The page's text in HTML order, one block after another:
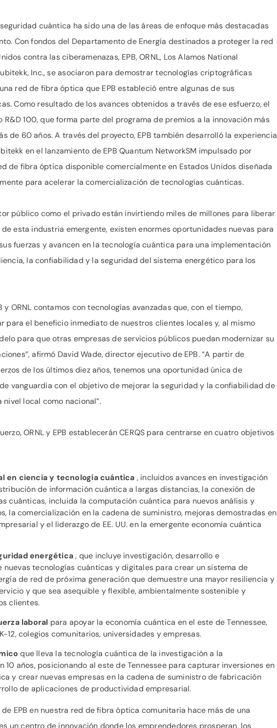
cuántica ha sido una de las áreas de enfoque más destacadas
Con fondos del Departamento de Energía destinados a proteger la red
contra las ciberamenazas, EPB, ORNL, Los Alamos National
Inc., se asociaron para demostrar tecnologías criptográficas
red de fibra óptica que EPB estableció entre algunas de sus
Como resultado de los avances obtenidos a través de ese esfuerzo, el
R&D 100, que forma parte del programa de premios a la innovación más
de 60 años. A través del proyecto, EPB también desarrolló la experiencia
en el lanzamiento de EPB Quantum NetworkSM impulsado por
de fibra óptica disponible comercialmente en Estados Unidos diseñada
para acelerar la comercialización de tecnologías cuánticas.
público como el privado están invirtiendo miles de millones para liberar
esta industria emergente, existen enormes oportunidades nuevas para
sus fuerzas y avancen en la tecnología cuántica para una implementación
la confiabilidad y la seguridad del sistema energético para los
y ORNL contamos con tecnologías avanzadas que, con el tiempo,
para el beneficio inmediato de nuestros clientes locales y, al mismo
para que otras empresas de servicios públicos puedan modernizar su
afirmó David Wade, director ejecutivo de EPB. “A partir de
de los últimos diez años, tenemos una oportunidad única de
vanguardia con el objetivo de mejorar la seguridad y la confiabilidad de
local como nacional”.
ORNL y EPB establecerán CERQS para centrarse en cuatro objetivos
en ciencia y tecnología cuántica , incluidos avances en investigación
de información cuántica a largas distancias, la conexión de
cuánticas, incluida la computación cuántica para nuevos análisis y
la comercialización en la cadena de suministro, mejoras demostradas en
y el liderazgo de EE. UU. en la emergente economía cuántica
energética, que incluye investigación, desarrollo e
nuevas tecnologías cuánticas y digitales para crear un sistema de
de red de próxima generación que demuestre una mayor resiliencia y
y que sea asequible y flexible, ambientalmente sostenible y
clientes.
laboral para apoyar la economía cuántica en el este de Tennessee,
12, colegios comunitarios, universidades y empresas.
que lleva la tecnología cuántica de la investigación a la
10 años, posicionando al este de Tennessee para capturar inversiones en
y crear nuevas empresas en la cadena de suministro de fabricación
de aplicaciones de productividad empresarial.
EPB en nuestra red de fibra óptica comunitaria hace más de una
un centro de innovación donde los emprendedores prosperan, los